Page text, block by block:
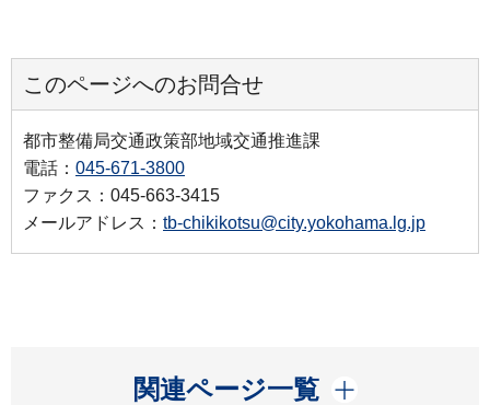
このページへのお問合せ
都市整備局交通政策部地域交通推進課
電話： 045-671-3800
ファクス：045-663-3415
メールアドレス： tb-chikikotsu@city.yokohama.lg.jp
関連ページ一覧
開く